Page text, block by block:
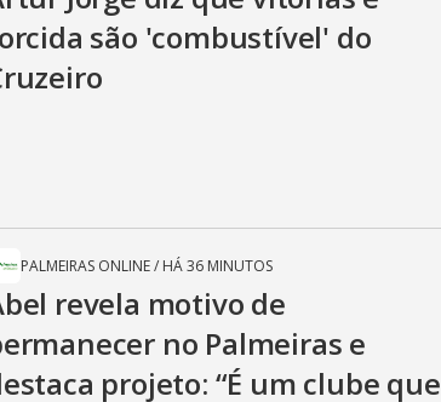
são 'combustível' do
PALMEIRAS ONLINE/ HÁ 36 MINUTOS
revela motivo de
no Palmeiras e
projeto: “É um clube que